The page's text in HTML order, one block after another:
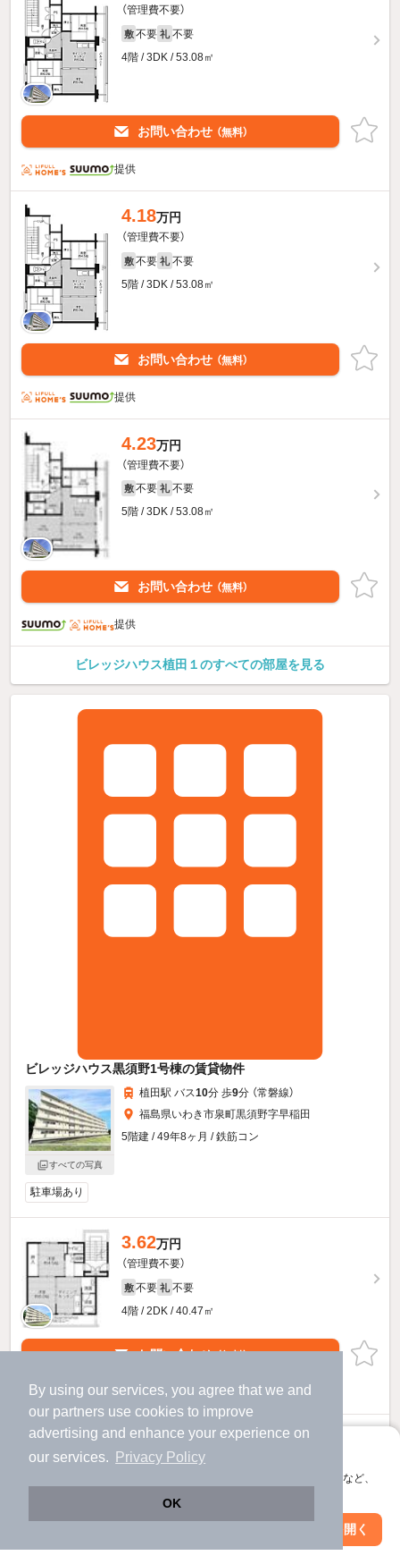
By using our services, you agree that we and
our partners use cookies to improve
advertising and enhance your experience on
our services.
Privacy Policy
OK
アプリに切り替えて、サクサクお部屋探し
会員登録なしですぐ使える。マップ検索やお気に入り保存など、
アプリを開く
（管理費不要）
敷 不要 礼 不要
4階 / 3DK / 53.08㎡
お問い合わせ （無料）
提供
4.18万円
（管理費不要）
敷 不要 礼 不要
5階 / 3DK / 53.08㎡
お問い合わせ （無料）
提供
4.23万円
（管理費不要）
敷 不要 礼 不要
5階 / 3DK / 53.08㎡
お問い合わせ （無料）
提供
ビレッジハウス植田１のすべての部屋を見る
ビレッジハウス黒須野1号棟の賃貸物件
すべての写真
植田駅 バス10分 歩9分 （常磐線）
福島県いわき市泉町黒須野字早稲田
5階建 / 49年8ヶ月 / 鉄筋コン
駐車場あり
3.62万円
（管理費不要）
敷 不要 礼 不要
4階 / 2DK / 40.47㎡
お問い合わせ
提供
3.64万円
（管理費不要）
敷 不要 礼 不要
1階 / 2DK / 40.47㎡
お問い合わせ（無料）
絞り込み条件を変更